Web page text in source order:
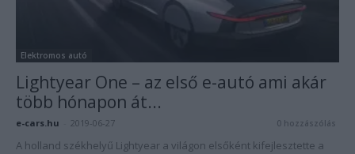
Elektromos autó
Lightyear One – az első e-autó ami akár
több hónapon át...
e-cars.hu 2019-06-27 0 hozzászólás
A holland székhelyű Lightyear a világon elsőként kifejlesztette a